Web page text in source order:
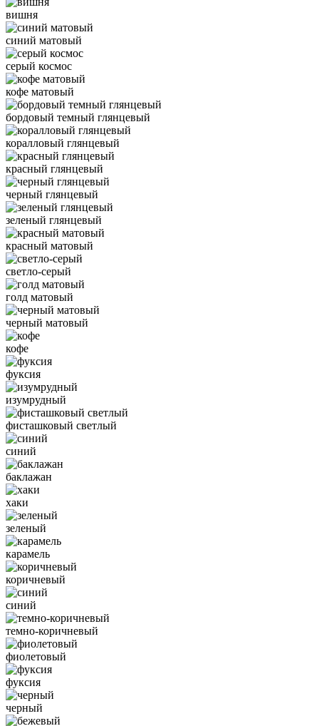
вишня
синий матовый
серый космос
кофе матовый
бордовый темный глянцевый
коралловый глянцевый
красный глянцевый
черный глянцевый
зеленый глянцевый
красный матовый
светло-серый
голд матовый
черный матовый
кофе
фуксия
изумрудный
фисташковый светлый
синий
баклажан
хаки
зеленый
карамель
коричневый
синий
темно-коричневый
фиолетовый
фуксия
черный